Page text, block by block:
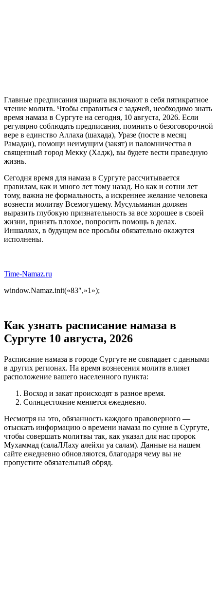
Главные предписания шариата включают в себя пятикратное
чтение молитв. Чтобы справиться с задачей, необходимо знать
время намаза в Сургуте на сегодня, 10 августа, 2026. Если
регулярно соблюдать предписания, помнить о безоговорочной
вере в единство Аллаха (шахада), Уразе (посте в месяц
Рамадан), помощи неимущим (закят) и паломничества в
священный город Мекку (Хадж), вы будете вести праведную
жизнь.
Сегодня время для намаза в Сургуте рассчитывается
правилам, как и много лет тому назад. Но как и сотни лет
тому, важна не формальность, а искреннее желание человека
вознести молитву Всемогущему. Мусульманин должен
выразить глубокую признательность за все хорошее в своей
жизни, принять плохое, попросить помощь в делах.
Иншаллах, в будущем все просьбы обязательно окажутся
исполнены.
Time-Namaz.ru
window.Namaz.init(«83″,»1»);
Как узнать расписание намаза в
Сургуте 10 августа, 2026
Расписание намаза в городе Сургуте не совпадает с данными
в других регионах. На время вознесения молитв влияет
расположение вашего населенного пункта:
Восход и закат происходят в разное время.
Солнцестояние меняется ежедневно.
Несмотря на это, обязанность каждого правоверного —
отыскать информацию о времени намаза по сунне в Сургуте,
чтобы совершать молитвы так, как указал для нас пророк
Мухаммад (салаЛЛаху алейхи уа салам). Данные на нашем
сайте ежедневно обновляются, благодаря чему вы не
пропустите обязательный обряд.